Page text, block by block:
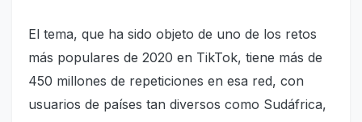
El tema, que ha sido ob­jeto de uno de los retos
más populares de 2020 en TikTok, tiene más de
450 millones de repeticiones en esa red, con
usuarios de paí­ses tan diversos como Sudá­frica,